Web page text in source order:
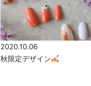
2020.10.06
秋限定デザイン